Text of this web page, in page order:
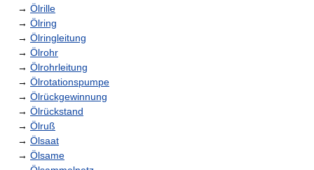
→ Ölrille
→ Ölring
→ Ölringleitung
→ Ölrohr
→ Ölrohrleitung
→ Ölrotationspumpe
→ Ölrückgewinnung
→ Ölrückstand
→ Ölruß
→ Ölsaat
→ Ölsame